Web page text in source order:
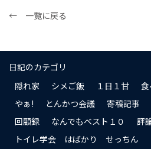
← 一覧に戻る
日記のカテゴリ
隠れ家
シメご飯 １日１甘
やぁ!
とんかつ会議 寄稿記事
回顧録
なんでもベスト１０
評
トイレ学会 はばかり せっちん